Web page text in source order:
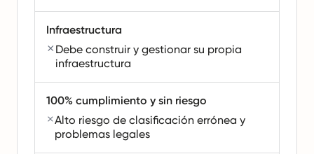
Infraestructura
Debe construir y gestionar su propia
infraestructura
100% cumplimiento y sin riesgo
Alto riesgo de clasificación errónea y
problemas legales